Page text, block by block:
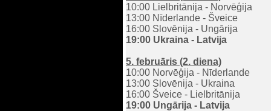
10:00 Lielbritānija - Norvēģija
13:00 Nīderlande - Šveice
16:00 Slovēnija - Ungārija
19:00 Ukraina - Latvija
5. februāris (2. diena)
10:00 Norvēģija - Nīderlande
13:00 Slovēnija - Ukraina
16:00 Šveice - Lielbritānija
19:00 Ungārija - Latvija